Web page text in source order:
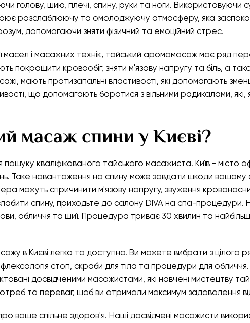
голову, шию, плечі, спину, руки та ноги. Використовуючи
розслаблюючу та омолоджуючу атмосферу, яка
допомагаючи зняти фізичний та емоційний стрес.
масел і масажних технік, тайський аромамасаж має ряд
покращити кровообіг, зняти м'язову напругу та біль, а
мають протизапальні властивості, які допомагають
що допомагають боротися з вільними радикалами, які,
масаж спини у Києві?
кваліфікованого тайського масажиста. Київ - місто
Таке навантаження на спину може завдати шкоди вашому
можуть спричинити м'язову напругу, звуження
спину, приходьте до салону DIVA на спа-процедури.
обличчя та шиї. Процедура триває 30 хвилин та
в Києві легко та доступно. Ви можете вибрати з цілого
стоп, скраби для тіла та процедури для
досвідченими масажистами, які навчені мистецтву
та переваг, щоб ви отримали максимум задоволення
ваше спільне здоров'я. Наші досвідчені масажисти